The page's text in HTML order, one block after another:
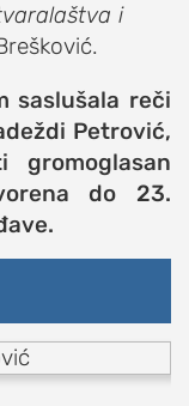
i
saslušala reči
Petrović,
do 23.